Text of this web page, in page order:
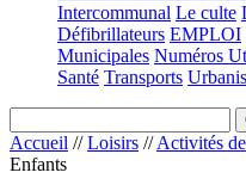
Intercommunal Le culte
Défibrillateurs EMPLOI
Municipales Numéros
Santé Transports
Accueil // Loisirs //Activités
Enfants